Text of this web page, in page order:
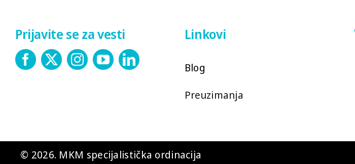
Prijavite se za vesti Linkovi
Blog
Preuzimanja